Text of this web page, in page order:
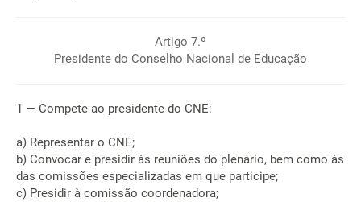
Artigo 7.º
Presidente do Conselho Nacional de Educação
1 — Compete ao presidente do CNE:
a) Representar o CNE;
b) Convocar e presidir às reuniões do plenário, bem como às
das comissões especializadas em que participe;
c) Presidir à comissão coordenadora;